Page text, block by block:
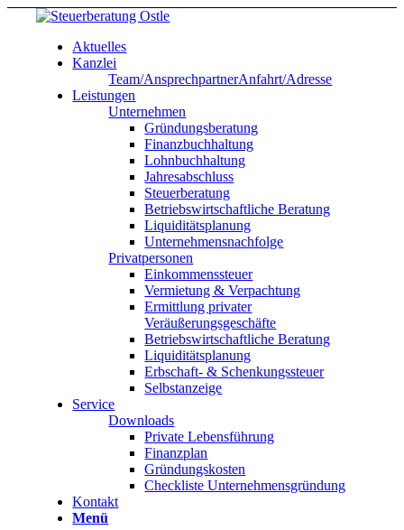
Aktuelles
Kanzlei
Team/AnsprechpartnerAnfahrt/Adresse
Leistungen
Unternehmen
Gründungsberatung
Finanzbuchhaltung
Lohnbuchhaltung
Jahresabschluss
Steuerberatung
Betriebswirtschaftliche Beratung
Liquiditätsplanung
Unternehmensnachfolge
Privatpersonen
Einkommenssteuer
Vermietung & Verpachtung
Ermittlung privater
Veräußerungsgeschäfte
Betriebswirtschaftliche Beratung
Liquiditätsplanung
Erbschaft- & Schenkungssteuer
Selbstanzeige
Service
Downloads
Private Lebensführung
Finanzplan
Gründungskosten
Checkliste Unternehmensgründung
Kontakt
Menü